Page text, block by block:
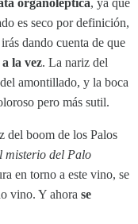
organoléptica, ya que
es seco por definición,
dando cuenta de que
la vez. La nariz del
amontillado, y la boca
pero más sutil.
del boom de los Palos
misterio del Palo
en torno a este vino, se
vino. Y ahora se